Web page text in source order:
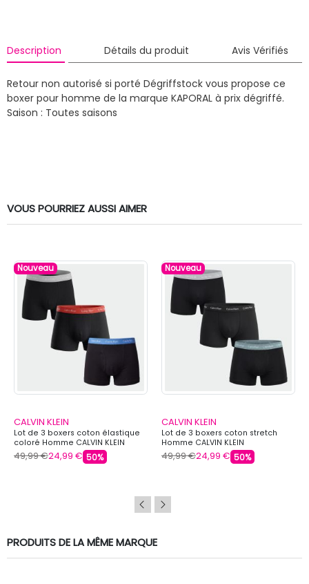
Description Détails du produit Avis Vérifiés
Retour non autorisé si porté Dégriffstock vous propose ce
boxer pour homme de la marque KAPORAL à prix dégriffé.
Saison : Toutes saisons
VOUS POURRIEZ AUSSI AIMER
Nouveau
CALVIN KLEIN
Lot de 3 boxers coton élastique
coloré Homme CALVIN KLEIN
49,99 €24,99 € 50%
Nouveau
CALVIN KLEIN
Lot de 3 boxers coton stretch
Homme CALVIN KLEIN
49,99 €24,99 € 50%
PRODUITS DE LA MÊME MARQUE